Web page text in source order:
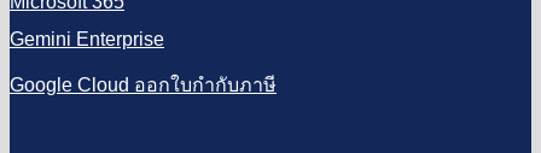
Gemini Enterprise
Google Cloud ออกใบกำกับภาษี